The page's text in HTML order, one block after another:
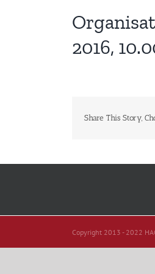
2016,
Share This Story,
Copyright 2013 - 2022